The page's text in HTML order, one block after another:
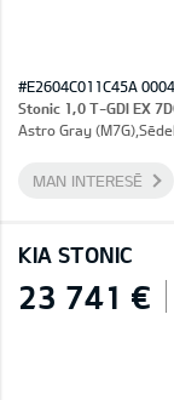
#E2604C011C45A 0004
Stonic 1,0 T-GDI EX
Astro Gray
MAN INTERESĒ
KIA STONIC
23 741 €